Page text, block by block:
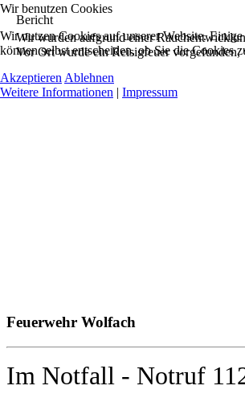
Bericht
Wir wurden aufgrund einer
Vor Ort wurde ein Reisigfeuer
Feuerwehr Wolfach
Im Notfall - Notruf
Wir benutzen Cookies
Wir nutzen Cookies auf unserer Website.
können selbst entscheiden, ob Sie die Cookies
Akzeptieren Ablehnen
Weitere Informationen | Impressum